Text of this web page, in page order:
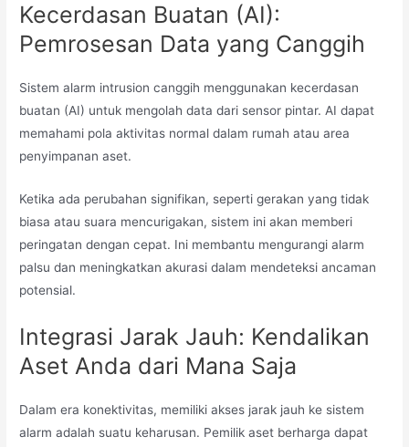
Kecerdasan Buatan (AI):
Pemrosesan Data yang Canggih
Sistem alarm intrusion canggih menggunakan kecerdasan
buatan (AI) untuk mengolah data dari sensor pintar. AI dapat
memahami pola aktivitas normal dalam rumah atau area
penyimpanan aset.
Ketika ada perubahan signifikan, seperti gerakan yang tidak
biasa atau suara mencurigakan, sistem ini akan memberi
peringatan dengan cepat. Ini membantu mengurangi alarm
palsu dan meningkatkan akurasi dalam mendeteksi ancaman
potensial.
Integrasi Jarak Jauh: Kendalikan
Aset Anda dari Mana Saja
Dalam era konektivitas, memiliki akses jarak jauh ke sistem
alarm adalah suatu keharusan. Pemilik aset berharga dapat